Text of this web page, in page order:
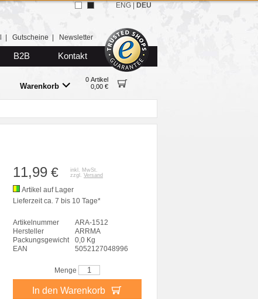
Gutscheine Newsletter
B2B Kontakt
Warenkorb
0 Artikel
0,00 €
ENG DEU
11,99 €
inkl. MwSt.
zzgl. Versand
Artikel auf Lager
Lieferzeit ca. 7 bis 10 Tage*
Artikelnummer
ARA-1512
Hersteller
ARRMA
Packungsgewicht
0,0 Kg
EAN
5052127048996
Menge
In den Warenkorb